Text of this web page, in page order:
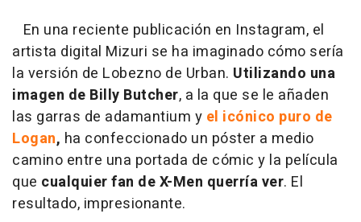
En una reciente publicación en Instagram, el
artista digital Mizuri se ha imaginado cómo sería
la versión de Lobezno de Urban. Utilizando una
imagen de Billy Butcher, a la que se le añaden
las garras de adamantium y el icónico puro de
Logan, ha confeccionado un póster a medio
camino entre una portada de cómic y la película
que cualquier fan de X-Men querría ver. El
resultado, impresionante.